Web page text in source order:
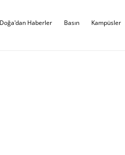
Doğa'dan Haberler Basın Kampüsler